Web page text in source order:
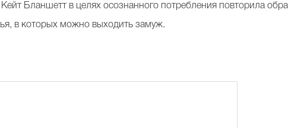
Бланшетт в целях осознанного потребления повторила
в которых можно выходить замуж.